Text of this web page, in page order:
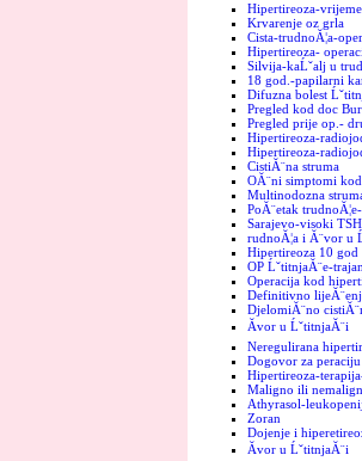
Hipertireoza-
Krvarenje oz grla
Cista-trudnoĂ¦a-
Hipertireoza-
Silvija-kaĹˇalj u
18 god.-papilarni
Difuzna bolest
Pregled kod doc
Pregled prije op.-
Hipertireoza-
Hipertireoza-
CistiĂ¨na struma
OĂ¨ni simptomi
Multinodozna
PoĂ¨etak
Sarajevo-visoki TSH
rudnoĂ¦a i Ă¨vor u
Hipertireoza 10 god
OP ĹˇtitnjaĂ¨e-
Operacija kod
Definitivno
DjelomiĂ¨no
Ăvor u ĹˇtitnjaĂ¨i
Neregulirana
Dogovor za peraciju
Hipertireoza-
Maligno ili
Athyrasol-
Zoran
Dojenje i
Ăvor u ĹˇtitnjaĂ¨i